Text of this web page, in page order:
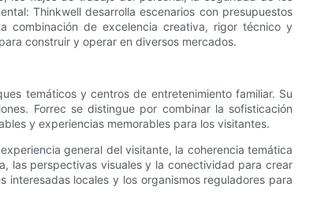
Thinkwell desarrolla escenarios con presupuestos
combinación de excelencia creativa, rigor técnico y
construir y operar en diversos mercados.
temáticos y centros de entretenimiento familiar. Su
Forrec se distingue por combinar la sofisticación
y experiencias memorables para los visitantes.
general del visitante, la coherencia temática
las perspectivas visuales y la conectividad para crear
locales y los organismos reguladores para